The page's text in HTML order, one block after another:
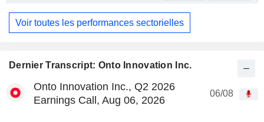
Dernier Transcript: Onto Innovation Inc.
Onto Innovation Inc., Q2 2026
Earnings Call, Aug 06, 2026
06/08
Voir toutes les performances sectorielles